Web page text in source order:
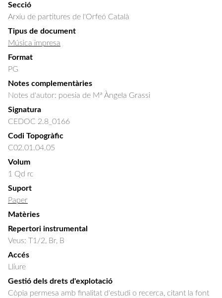
Secció
Arxiu de partitures de l'Orfeó Català
Tipus de document
Música impresa
Format
PG
Notes complementàries
Notes d'autor: poesia de Mª Àngela Grassi
Signatura
CEDOC 2.8_0166
Codi Topogràfic
C02.01.04.05
Volum
1 Qd rc
Suport
Paper
Matèries
Repertori instrumental
Veus: T1/2, Br, B
Accés
Lliure
Gestió dels drets d'explotació
Còpia permesa amb finalitat d'estudi o recerca, citant la font